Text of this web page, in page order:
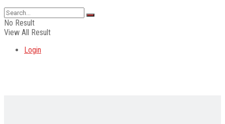
No Result
View All Result
Login